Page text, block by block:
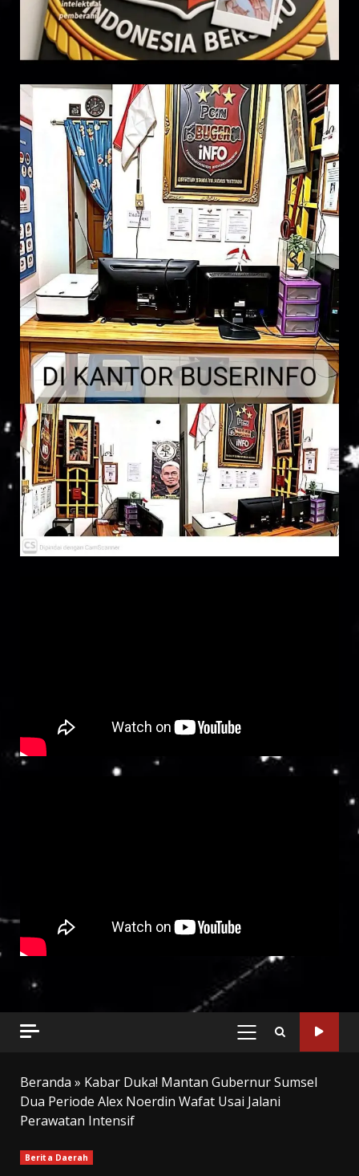
PRIMARY
Beranda » Kabar Duka! Mantan Gubernur Sumsel
Dua Periode Alex Noerdin Wafat Usai Jalani
Perawatan Intensif
Berita Daerah